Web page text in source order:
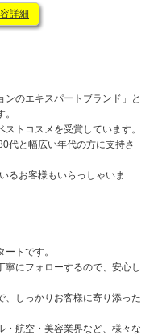
詳細
のエキスパートブランド」と
トコスメを受賞しています。
代と幅広い年代の方に支持さ
るお客様もいらっしゃいま
トです。
寧にフォローするので、安心し
、しっかりお客様に寄り添った
・航空・美容業界など、様々な